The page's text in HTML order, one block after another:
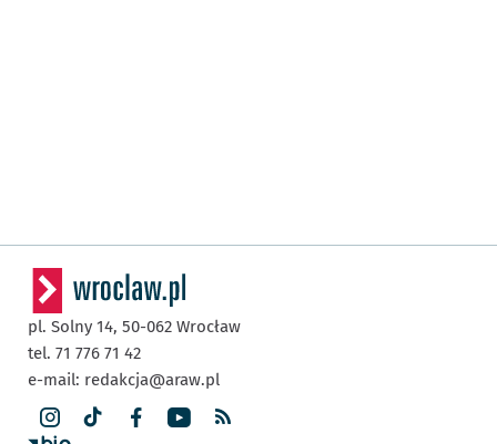
pl. Solny 14, 50-062 Wrocław
tel. 71 776 71 42
e-mail: redakcja@araw.pl